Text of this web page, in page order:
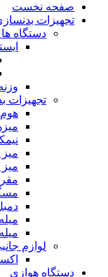
صفحه نخست
تجهیزات
دستگاه
تجهیزات
میز
لوازم
دستگاه هوازی